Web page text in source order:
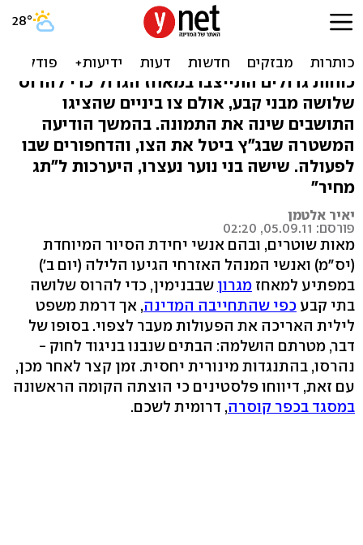
דרמה לילית ועצורים: נהרסו
בתי קבע במגרון
כוחות גדולים התייצבו במאחז הגדול כדי להרוס
שלושה מבני קבע, אולם צו ביניים שהציגו
התושבים שינה את התמונה. בהמשך הודיעה
המשטרה שבג"ץ ביטל את הצו, והדחפורים שבו
לפעולה. שישה בני נוער נעצרו, היערכות ל"תג
מחיר"
יאיר אלטמן
פורסם: 05.09.11, 02:20
מאות שוטרים, ובהם אנשי יחידת הסיור המיוחדת
(יס"מ) ואנשי המנהל האזרחי הגיעו הלילה (יום ב')
במפתיע למאחז מגרון שבבנימין, כדי להרוס שלושה
בתי קבע כפי שהתחייבה המדינה, אך דרמת משפט
לילית האריכה את הפעולות מעבר לצפוי. בסופו של
דבר, מטרתם הושלמה: הבתים שנבנו בניגוד לחוק -
נהרסו, בהתנגדות מינורית יחסית. זמן קצר לאחר מכן,
עם זאת, דיווחו פלסטינים כי הוצתה הקומה הראשונה
במסגד בכפר קוסרה, דרומית לשכם.